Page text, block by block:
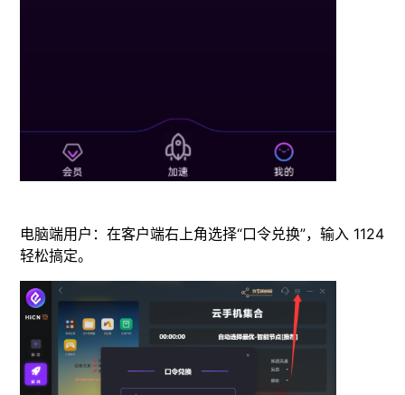
电脑端用户：在客户端右上角选择“口令兑换”，输入 1124
轻松搞定。